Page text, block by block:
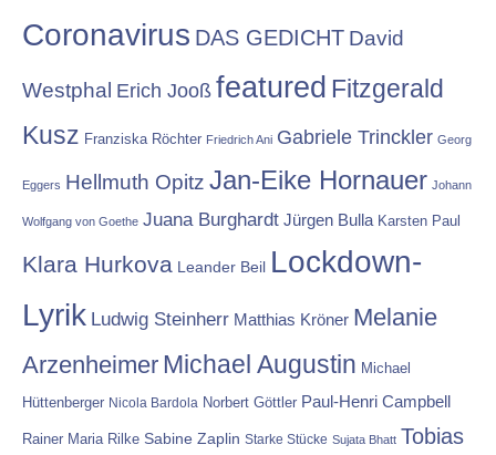
Coronavirus DAS GEDICHT David
Westphal Erich Jooß featured Fitzgerald
Kusz Franziska Röchter Friedrich Ani Gabriele Trinckler Georg
Eggers Hellmuth Opitz Jan-Eike Hornauer Johann
Wolfgang von Goethe Juana Burghardt Jürgen Bulla Karsten Paul
Klara Hurkova Leander Beil Lockdown-
Lyrik Ludwig Steinherr Matthias Kröner Melanie
Arzenheimer Michael Augustin Michael
Hüttenberger Nicola Bardola Norbert Göttler Paul-Henri Campbell
Rainer Maria Rilke Sabine Zaplin Starke Stücke Sujata Bhatt Tobias